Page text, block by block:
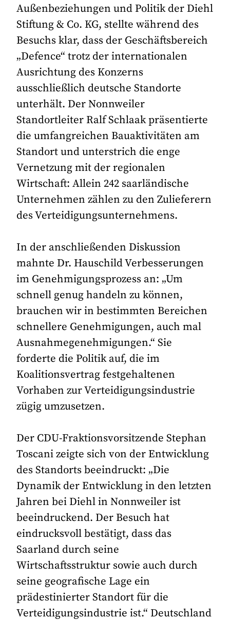
Außenbeziehungen und Politik der Diehl
Stiftung & Co. KG, stellte während des
Besuchs klar, dass der Geschäftsbereich
„Defence“ trotz der internationalen
Ausrichtung des Konzerns
ausschließlich deutsche Standorte
unterhält. Der Nonnweiler
Standortleiter Ralf Schlaak präsentierte
die umfangreichen Bauaktivitäten am
Standort und unterstrich die enge
Vernetzung mit der regionalen
Wirtschaft: Allein 242 saarländische
Unternehmen zählen zu den Zulieferern
des Verteidigungsunternehmens.
In der anschließenden Diskussion
mahnte Dr. Hauschild Verbesserungen
im Genehmigungsprozess an: „Um
schnell genug handeln zu können,
brauchen wir in bestimmten Bereichen
schnellere Genehmigungen, auch mal
Ausnahmegenehmigungen.“ Sie
forderte die Politik auf, die im
Koalitionsvertrag festgehaltenen
Vorhaben zur Verteidigungsindustrie
zügig umzusetzen.
Der CDU-Fraktionsvorsitzende Stephan
Toscani zeigte sich von der Entwicklung
des Standorts beeindruckt: „Die
Dynamik der Entwicklung in den letzten
Jahren bei Diehl in Nonnweiler ist
beeindruckend. Der Besuch hat
eindrucksvoll bestätigt, dass das
Saarland durch seine
Wirtschaftsstruktur sowie auch durch
seine geografische Lage ein
prädestinierter Standort für die
Verteidigungsindustrie ist.“ Deutschland